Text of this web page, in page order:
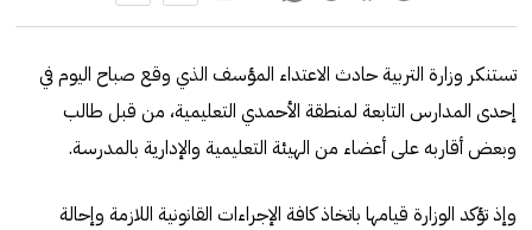
تستنكر وزارة التربية حادث الاعتداء المؤسف الذي وقع صباح اليوم في
إحدى المدارس التابعة لمنطقة الأحمدي التعليمية، من قبل طالب
وبعض أقاربه على أعضاء من الهيئة التعليمية والإدارية بالمدرسة.
وإذ تؤكد الوزارة قيامها باتخاذ كافة الإجراءات القانونية اللازمة وإحالة